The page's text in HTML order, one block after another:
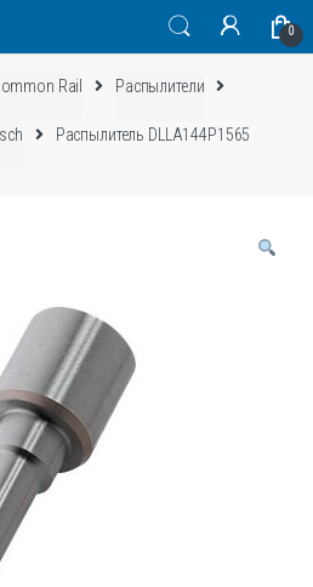
0
Rail Распылители
Распылитель DLLA144P1565